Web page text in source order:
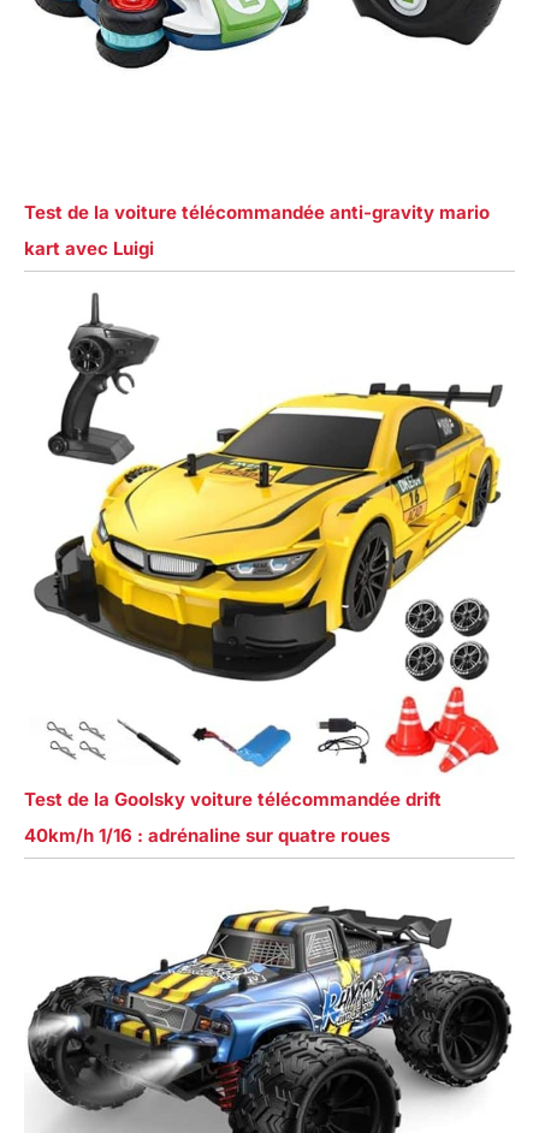
Test de la voiture télécommandée anti-gravity mario
kart avec Luigi
Test de la Goolsky voiture télécommandée drift
40km/h 1/16 : adrénaline sur quatre roues